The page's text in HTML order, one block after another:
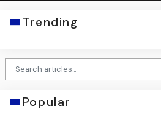
Trending
Popular